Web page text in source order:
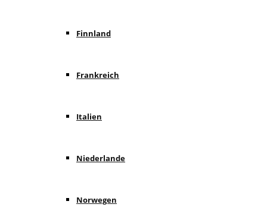
Finnland
Frankreich
Italien
Niederlande
Norwegen